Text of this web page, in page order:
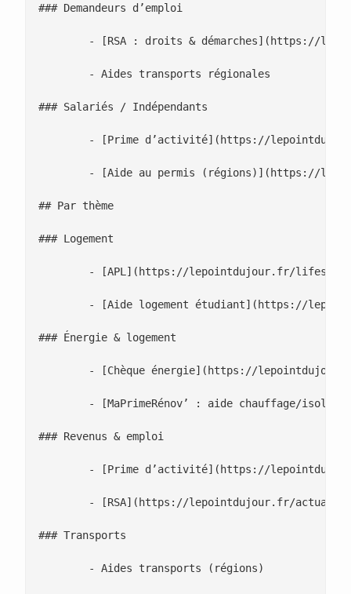
### Demandeurs d’emploi
### Salariés / Indépendants
## Par thème
### Logement
### Énergie & logement
### Revenus & emploi
### Transports